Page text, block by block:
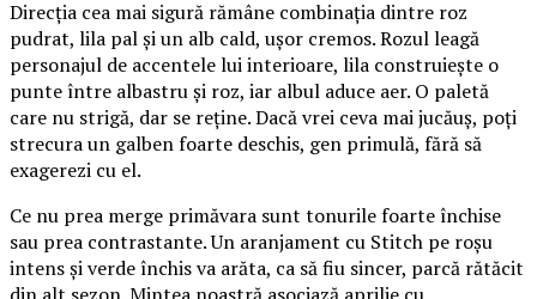
Direcția cea mai sigură rămâne combinația dintre roz
pudrat, lila pal și un alb cald, ușor cremos. Rozul leagă
personajul de accentele lui interioare, lila construiește o
punte între albastru și roz, iar albul aduce aer. O paletă
care nu strigă, dar se reține. Dacă vrei ceva mai jucăuș, poți
strecura un galben foarte deschis, gen primulă, fără să
exagerezi cu el.
Ce nu prea merge primăvara sunt tonurile foarte închise
sau prea contrastante. Un aranjament cu Stitch pe roșu
intens și verde închis va arăta, ca să fiu sincer, parcă rătăcit